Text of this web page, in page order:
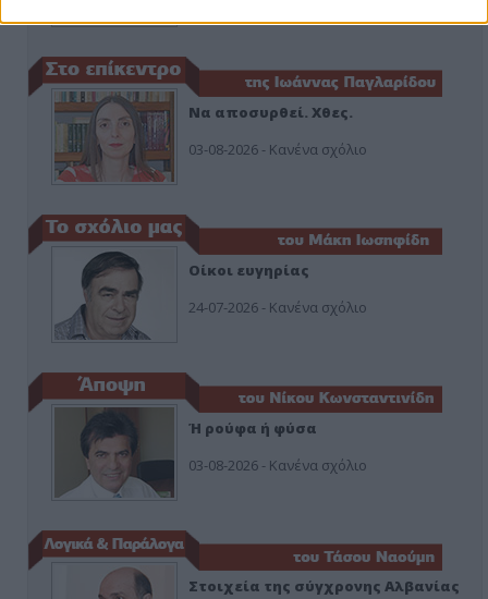
Να αποσυρθεί. Χθες.
03-08-2026 - Κανένα σχόλιο
Οίκοι ευγηρίας
24-07-2026 - Κανένα σχόλιο
Ή ρούφα ή φύσα
03-08-2026 - Κανένα σχόλιο
Στοιχεία της σύγχρονης Αλβανίας